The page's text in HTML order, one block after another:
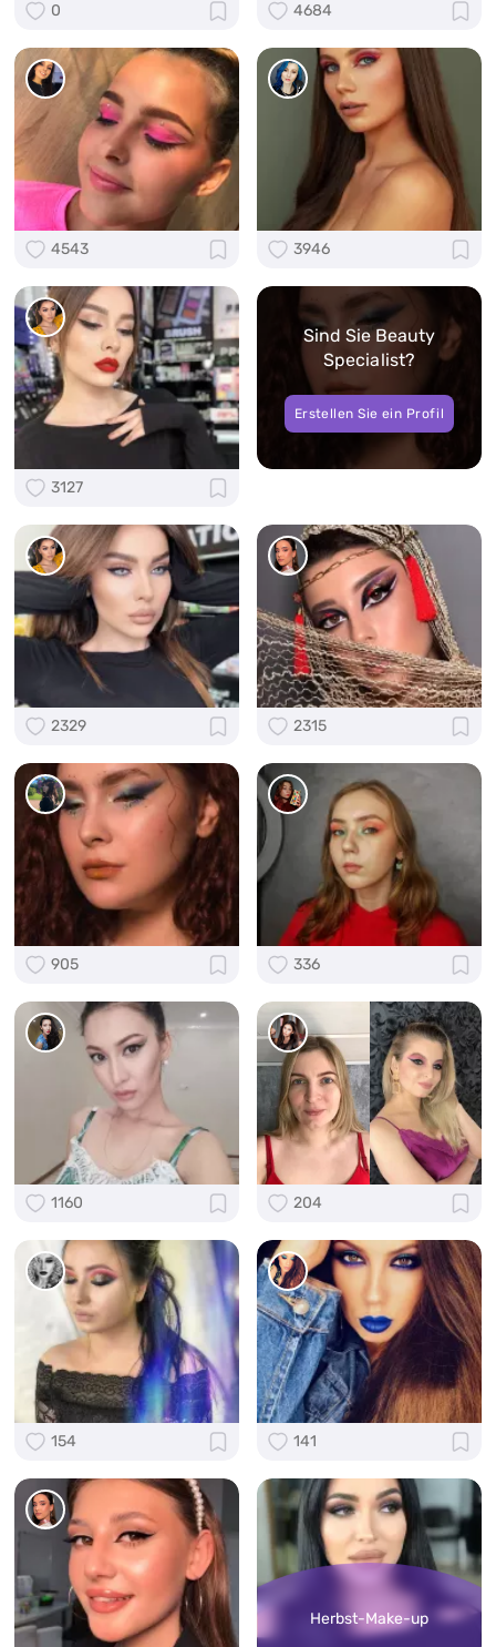
0 4684
4543 3946
3127
Sind Sie Beauty
Specialist?
Erstellen Sie ein Profil
2329 2315
905 336
1160 204
154 141
Herbst-Make-up